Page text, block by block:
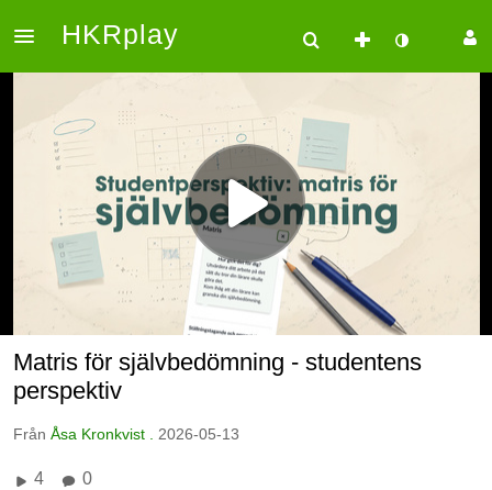
HKRplay
Matris för självbedömning - studentens
perspektiv
Från Åsa Kronkvist . 2026-05-13
4 0